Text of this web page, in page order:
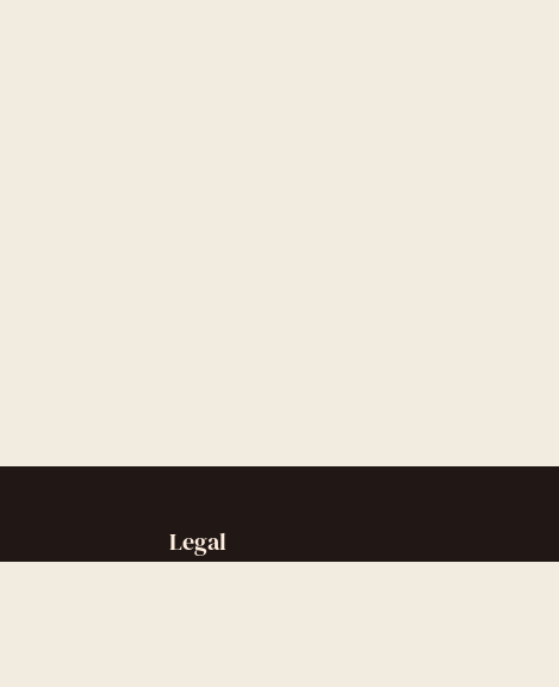
Legal